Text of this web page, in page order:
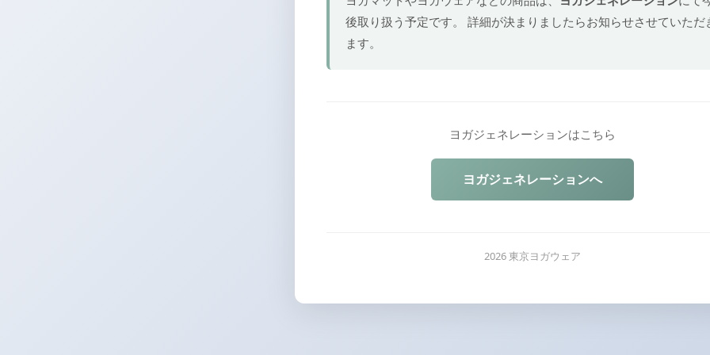
後取り扱う予定です。 詳細が決まりましたらお知らせさせていただ
ます。
ヨガジェネレーションはこちら
ヨガジェネレーションへ
2026 東京ヨガウェア